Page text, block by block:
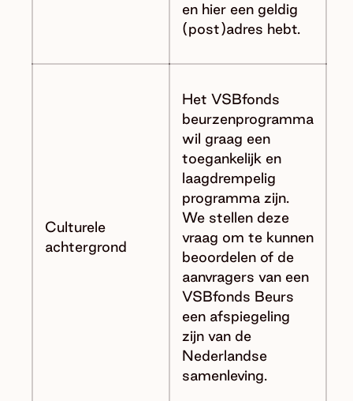
en hier een geldig
(post)adres hebt.
Culturele
achtergrond
Het VSBfonds
beurzenprogramma
wil graag een
toegankelijk en
laagdrempelig
programma zijn.
We stellen deze
vraag om te kunnen
beoordelen of de
aanvragers van een
VSBfonds Beurs
een afspiegeling
zijn van de
Nederlandse
samenleving.